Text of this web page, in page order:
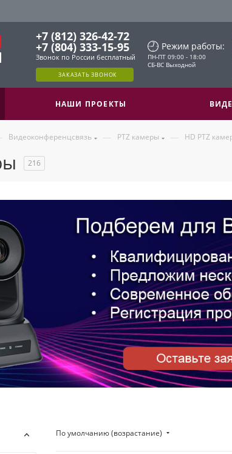
+7 (812) 326-42-72
+7 (804) 333-15-95
Звонок по России бесплатный
ЗАКАЗАТЬ ЗВОНОК
Режим работы:
ПН-ПТ 09:00 - 18:00
СБ-ВС Выходной
НАШИ ПРОЕКТЫ
Видеоконференцсвязь — PTZ камеры — HD PTZ
216
По умолчанию (возрастание)